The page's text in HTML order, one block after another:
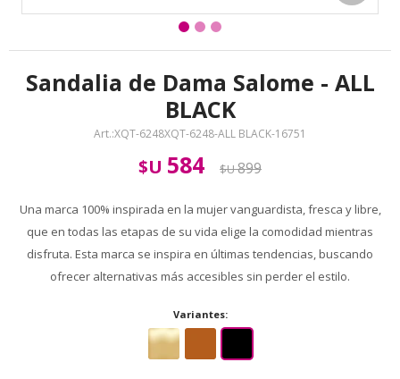
Sandalia de Dama Salome - ALL
BLACK
XQT-6248XQT-6248-ALL BLACK-16751
$U 584 $U899
Una marca 100% inspirada en la mujer vanguardista, fresca y libre,
que en todas las etapas de su vida elige la comodidad mientras
disfruta. Esta marca se inspira en últimas tendencias, buscando
ofrecer alternativas más accesibles sin perder el estilo.
Variantes: